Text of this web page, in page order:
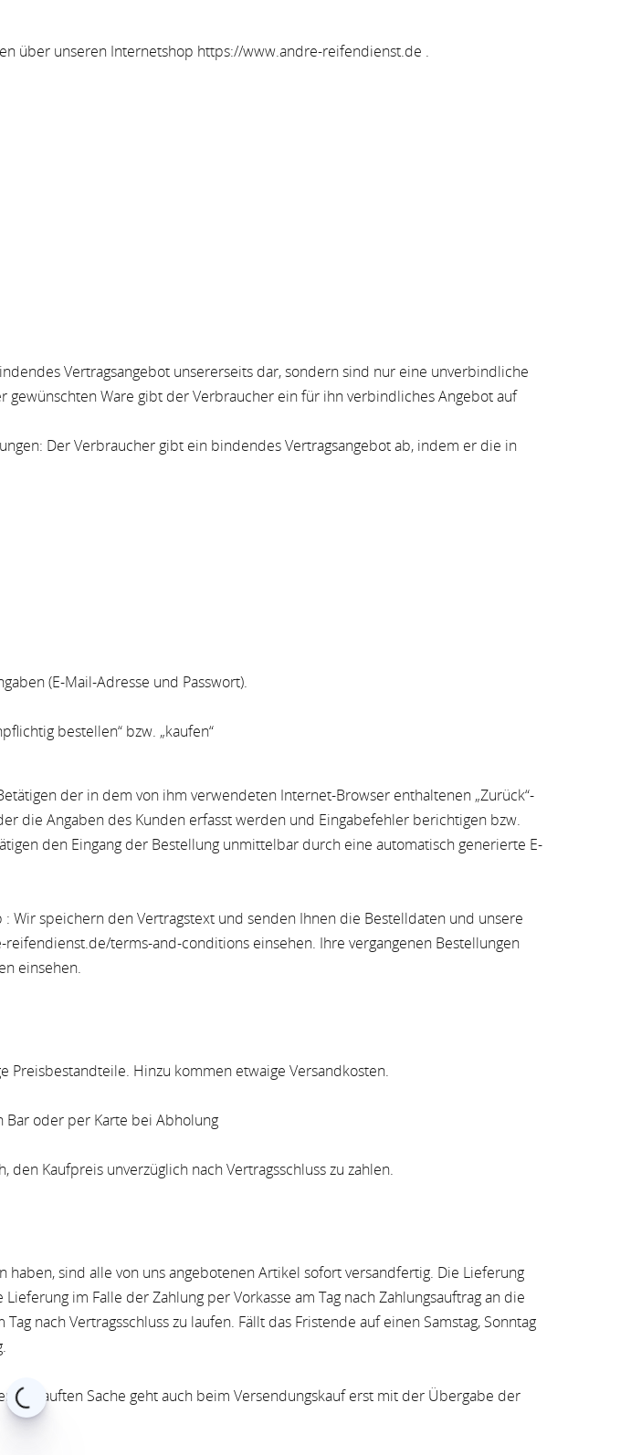
über unseren Internetshop https://www.andre-reifendienst.de .
Vertragsangebot unsererseits dar, sondern sind nur eine unverbindliche
Ware gibt der Verbraucher ein für ihn verbindliches Angebot auf
Der Verbraucher gibt ein bindendes Vertragsangebot ab, indem er die in
(E-Mail-Adresse und Passwort).
bestellen“ bzw. „kaufen“
der in dem von ihm verwendeten Internet-Browser enthaltenen „Zurück“-
die Angaben des Kunden erfasst werden und Eingabefehler berichtigen bzw.
den Eingang der Bestellung unmittelbar durch eine automatisch generierte E-
Wir speichern den Vertragstext und senden Ihnen die Bestelldaten und unsere
terms-and-conditions einsehen. Ihre vergangenen Bestellungen
einsehen.
Preisbestandteile. Hinzu kommen etwaige Versandkosten.
Bar oder per Karte bei Abholung
Kaufpreis unverzüglich nach Vertragsschluss zu zahlen.
sind alle von uns angebotenen Artikel sofort versandfertig. Die Lieferung
im Falle der Zahlung per Vorkasse am Tag nach Zahlungsauftrag an die
nach Vertragsschluss zu laufen. Fällt das Fristende auf einen Samstag, Sonntag
verkauften Sache geht auch beim Versendungskauf erst mit der Übergabe der